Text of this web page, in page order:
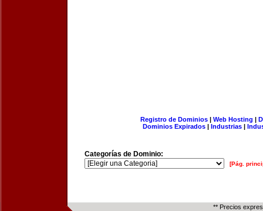
Registro de Dominios| Web Hosting |
Dominios Expirados | Industrias |
Categorías de Dominio:
[Pág.
** Precios